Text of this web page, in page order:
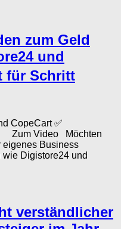
zum Geld
und
für Schritt
CopeCart ✅
Zum Video Möchten
eigenes Business
Digistore24 und
verständlicher